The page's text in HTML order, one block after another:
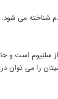
شناخته می
سلنیوم است و
را می توان در